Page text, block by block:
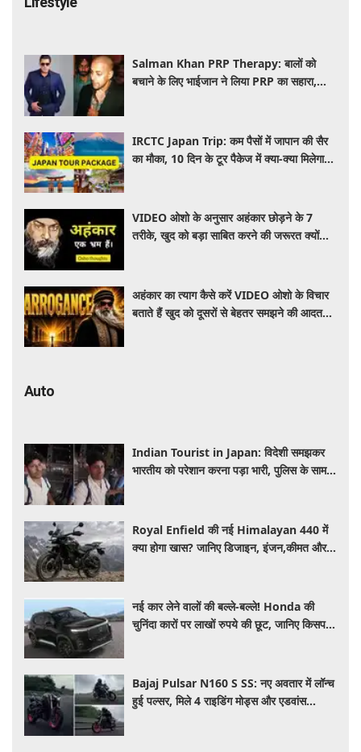
Salman Khan PRP Therapy: बालों को
बचाने के लिए भाईजान ने लिया PRP का सहारा,
IRCTC Japan Trip: कम पैसों में जापान की सैर
का मौका, 10 दिन के टूर पैकेज में क्या-क्या मिलेगा?
VIDEO ओशो के अनुसार अहंकार छोड़ने के 7
तरीके, खुद को बड़ा साबित करने की जरूरत क्यों
अहंकार का त्याग कैसे करें VIDEO ओशो के विचार
बताते हैं खुद को दूसरों से बेहतर समझने की आदत
Auto
Indian Tourist in Japan: विदेशी समझकर
भारतीय को परेशान करना पड़ा भारी, पुलिस के सामने
Royal Enfield की नई Himalayan 440 में
क्या होगा खास? जानिए डिजाइन, इंजन,कीमत और
नई कार लेने वालों की बल्ले-बल्ले! Honda की
चुनिंदा कारों पर लाखों रुपये की छूट, जानिए किसपर-
Bajaj Pulsar N160 S SS: नए अवतार में लॉन्च
हुई पल्सर, मिले 4 राइडिंग मोड्स और एडवांस